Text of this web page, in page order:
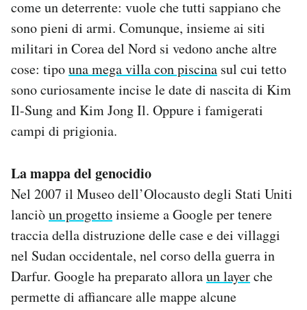
come un deterrente: vuole che tutti sappiano che
sono pieni di armi. Comunque, insieme ai siti
militari in Corea del Nord si vedono anche altre
cose: tipouna mega villa con piscina sul cui tetto
sono curiosamente incise le date di nascita di Kim
Il-Sung and Kim Jong Il. Oppure i famigerati
campi di prigionia.
La mappa del genocidio
Nel 2007 il Museo dell’Olocausto degli Stati Uniti
lanciòun progettoinsieme a Google per tenere
traccia della distruzione delle case e dei villaggi
nel Sudan occidentale, nel corso della guerra in
Darfur. Google ha preparato alloraun layerche
permette di affiancare alle mappe alcune